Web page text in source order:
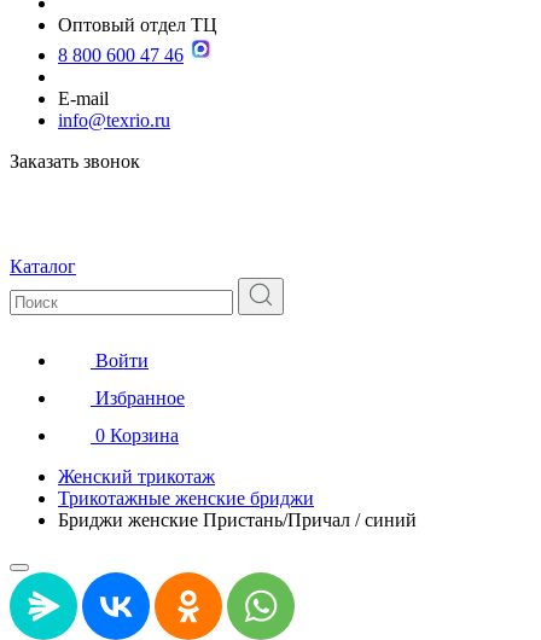
Оптовый отдел ТЦ
8 800 600 47 46
E-mail
info@texrio.ru
Заказать звонок
Каталог
Войти
Избранное
0 Корзина
Женский трикотаж
Трикотажные женские бриджи
Бриджи женские Пристань/Причал / синий